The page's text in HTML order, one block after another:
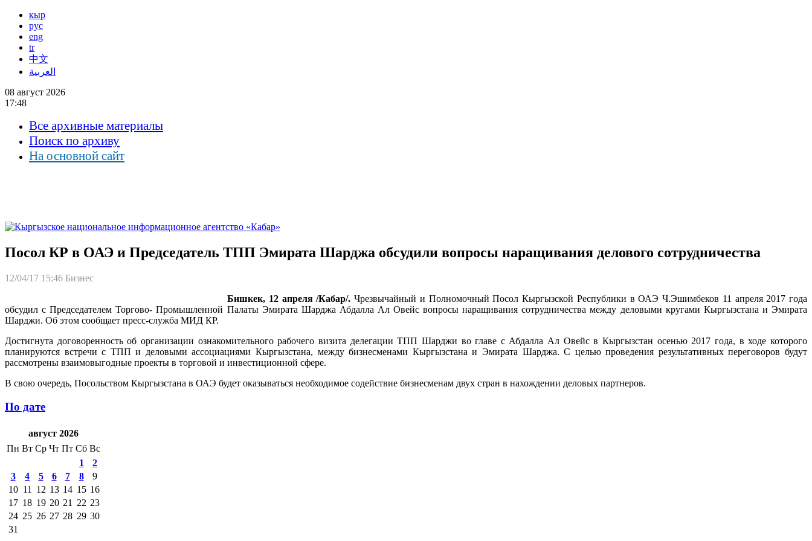
кыр
рус
eng
tr
中文
العربية
08 август 2026
17:48
Все архивные материалы
Поиск по архиву
На основной сайт
Посол КР в ОАЭ и Председатель ТПП Эмирата Шарджа обсудили вопросы наращивания делового сотрудничества
12/04/17 15:46 Бизнес
Бишкек, 12 апреля /Кабар/. Чрезвычайный и Полномочный Посол Кыргызской Республики в ОАЭ Ч.Эшимбеков 11 апреля 2017 года
обсудил с Председателем Торгово- Промышленной Палаты Эмирата Шарджа Абдалла Ал Овейс вопросы наращивания сотрудничества между деловыми кругами Кыргызстана и Эмирата
Шарджи. Об этом сообщает пресс-служба МИД КР.
Достигнута договоренность об организации ознакомительного рабочего визита делегации ТПП Шарджи во главе с Абдалла Ал Овейс в Кыргызстан осенью 2017 года, в ходе которого
планируются встречи с ТПП и деловыми ассоциациями Кыргызстана, между бизнесменами Кыргызстана и Эмирата Шарджа. С целью проведения результативных переговоров будут
рассмотрены взаимовыгодные проекты в торговой и инвестиционной сфере.
В свою очередь, Посольством Кыргызстана в ОАЭ будет оказываться необходимое содействие бизнесменам двух стран в нахождении деловых партнеров.
По дате
август 2026
Пн Вт Ср Чт Пт Сб Вс
1
2
3
4 5 6 7 8
9
10 11 12 13 14 15 16
17 18 19 20 21 22 23
24 25 26 27 28 29 30
31